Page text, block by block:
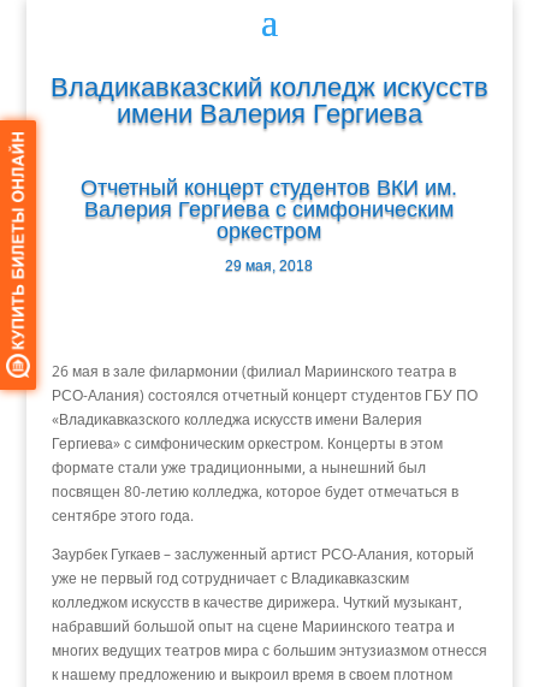
Владикавказский колледж искусств
имени Валерия Гергиева
Отчетный концерт студентов ВКИ им.
Валерия Гергиева с симфоническим
оркестром
29 мая, 2018
26 мая в зале филармонии (филиал Мариинского театра в
РСО-Алания) состоялся отчетный концерт студентов ГБУ ПО
«Владикавказского колледжа искусств имени Валерия
Гергиева» с симфоническим оркестром. Концерты в этом
формате стали уже традиционными, а нынешний был
посвящен 80-летию колледжа, которое будет отмечаться в
сентябре этого года.
Заурбек Гугкаев – заслуженный артист РСО-Алания, который
уже не первый год сотрудничает с Владикавказским
колледжом искусств в качестве дирижера. Чуткий музыкант,
набравший большой опыт на сцене Мариинского театра и
многих ведущих театров мира с большим энтузиазмом отнесся
к нашему предложению и выкроил время в своем плотном